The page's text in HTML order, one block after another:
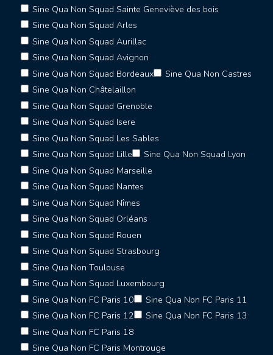
Sine Qua Non Squad Sainte Geneviève des bois
Sine Qua Non Squad Arles
Sine Qua Non Squad Aurillac
Sine Qua Non Squad Avignon
Sine Qua Non Squad Bordeaux
Sine Qua Non Castres
Sine Qua Non Châtelaillon
Sine Qua Non Squad Grenoble
Sine Qua Non Squad Isere
Sine Qua Non Squad Les Sables
Sine Qua Non Squad Lille
Sine Qua Non Squad Lyon
Sine Qua Non Squad Marseille
Sine Qua Non Squad Nantes
Sine Qua Non Squad Nîmes
Sine Qua Non Squad Orléans
Sine Qua Non Squad Rouen
Sine Qua Non Squad Strasbourg
Sine Qua Non Toulouse
Sine Qua Non Squad Luxembourg
Sine Qua Non FC Paris 10
Sine Qua Non FC Paris 11
Sine Qua Non FC Paris 12
Sine Qua Non FC Paris 13
Sine Qua Non FC Paris 18
Sine Qua Non FC Paris Montrouge